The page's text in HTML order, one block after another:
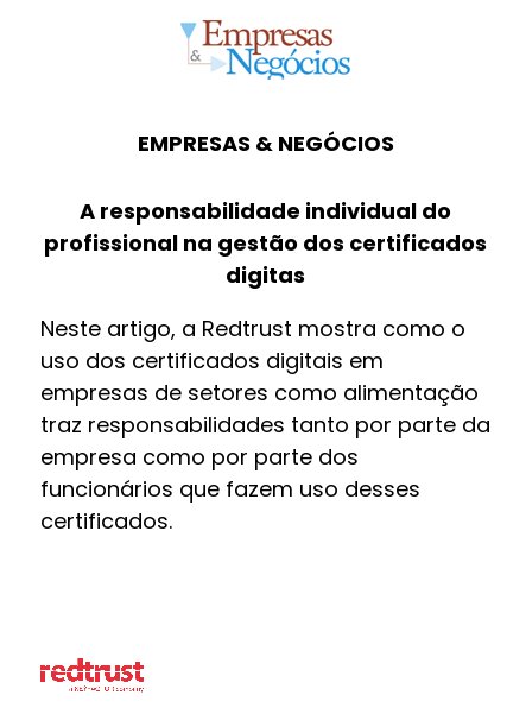
EMPRESAS & NEGÓCIOS
A responsabilidade individual do
profissional na gestão dos certificados
digitas
Neste artigo, a Redtrust mostra como o
uso dos certificados digitais em
empresas de setores como alimentação
traz responsabilidades tanto por parte da
empresa como por parte dos
funcionários que fazem uso desses
certificados.